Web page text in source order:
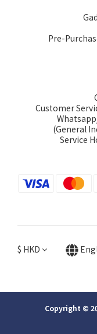
Pre-
Customer
(General
Service
$ HKD
Copyright ©